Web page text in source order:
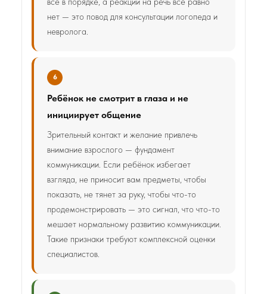
нет — это повод для консультации логопеда и
невролога.
6
Ребёнок не смотрит в глаза и не
инициирует общение
Зрительный контакт и желание привлечь
внимание взрослого — фундамент
коммуникации. Если ребёнок избегает
взгляда, не приносит вам предметы, чтобы
показать, не тянет за руку, чтобы что-то
продемонстрировать — это сигнал, что что-то
мешает нормальному развитию коммуникации.
Такие признаки требуют комплексной оценки
специалистов.